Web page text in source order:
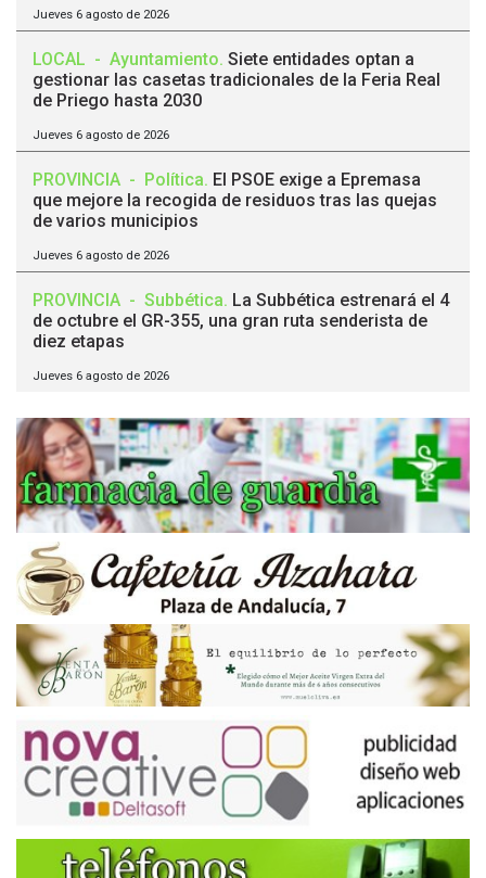
Jueves 6 agosto de 2026
LOCAL - Ayuntamiento. Siete entidades optan a
gestionar las casetas tradicionales de la Feria Real
de Priego hasta 2030
Jueves 6 agosto de 2026
PROVINCIA - Política. El PSOE exige a Epremasa
que mejore la recogida de residuos tras las quejas
de varios municipios
Jueves 6 agosto de 2026
PROVINCIA - Subbética. La Subbética estrenará el 4
de octubre el GR-355, una gran ruta senderista de
diez etapas
Jueves 6 agosto de 2026